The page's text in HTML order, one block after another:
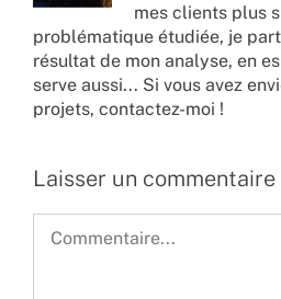
mes clients plus
problématique étudiée, je
résultat de mon analyse, en
serve aussi... Si vous avez
projets, contactez-moi !
Laisser un commentaire